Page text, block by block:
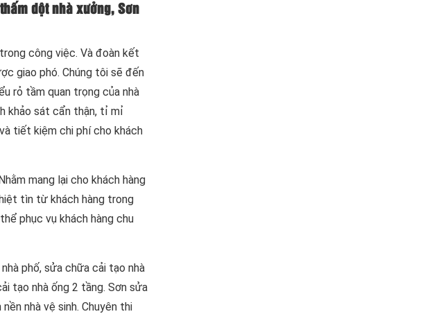
dột nhà xưởng, Sơn
công việc. Và đoàn kết
giao phó. Chúng tôi sẽ đến
rỏ tầm quan trọng của nhà
khảo sát cẩn thận, tỉ mỉ
tiết kiệm chi phí cho khách
mang lại cho khách hàng
tìn từ khách hàng trong
phục vụ khách hàng chu
phố, sửa chữa cải tạo nhà
tạo nhà ống 2 tầng. Sơn sửa
nhà vệ sinh. Chuyên thi